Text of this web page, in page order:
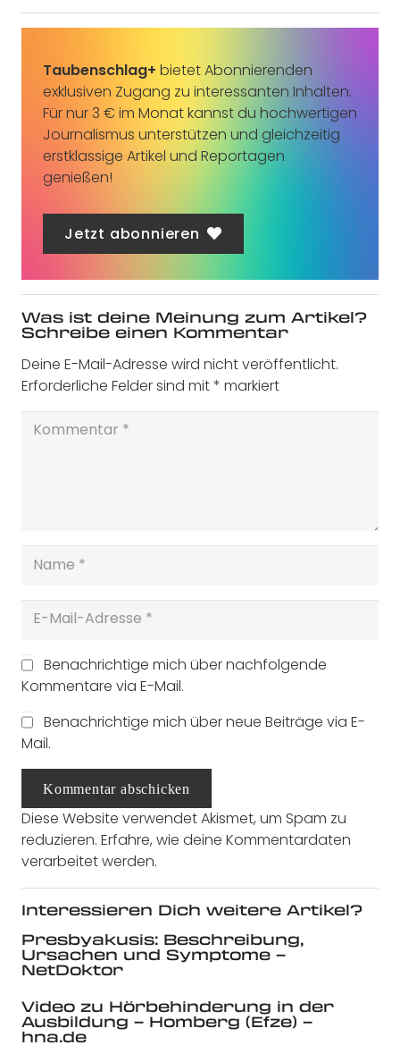
Taubenschlag+ bietet Abonnierenden
exklusiven Zugang zu interessanten Inhalten.
Für nur 3 € im Monat kannst du hochwertigen
Journalismus unterstützen und gleichzeitig
erstklassige Artikel und Reportagen
genießen!
Jetzt abonnieren
Was ist deine Meinung zum Artikel?
Schreibe einen Kommentar
Deine E-Mail-Adresse wird nicht veröffentlicht.
Erforderliche Felder sind mit* markiert
Benachrichtige mich über nachfolgende
Kommentare via E-Mail.
Benachrichtige mich über neue Beiträge via E-
Mail.
Kommentar abschicken
Diese Website verwendet Akismet, um Spam zu
reduzieren. Erfahre, wie deine Kommentardaten
verarbeitet werden.
Interessieren Dich weitere Artikel?
Presbyakusis: Beschreibung,
Ursachen und Symptome –
NetDoktor
Video zu Hörbehinderung in der
Ausbildung – Homberg (Efze) –
hna.de